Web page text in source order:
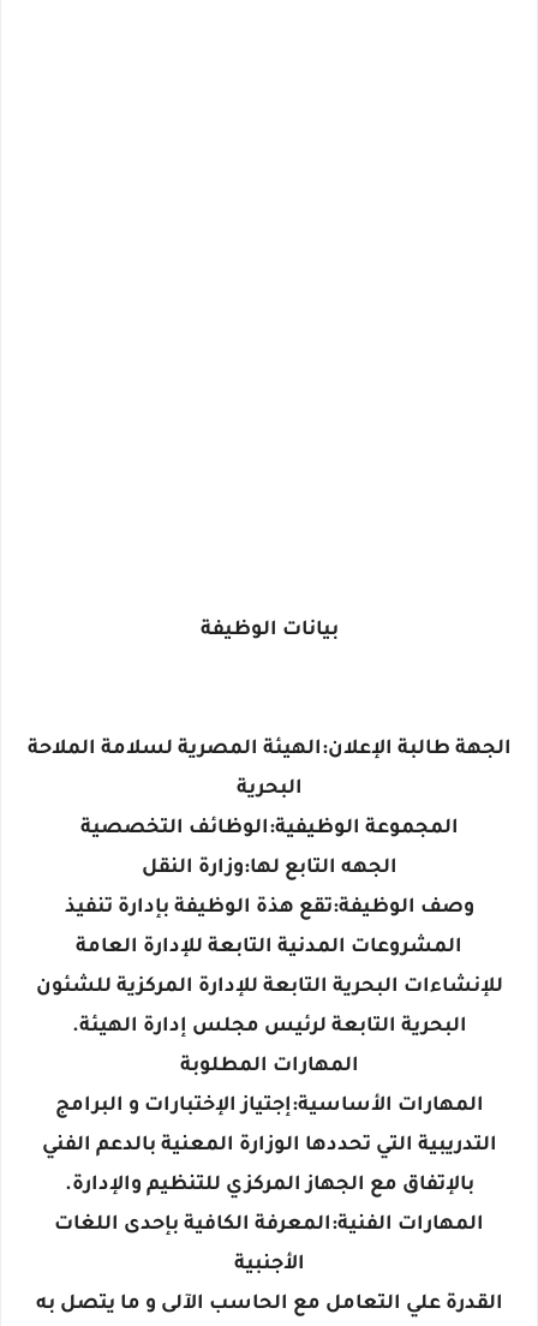
بيانات الوظيفة
الجهة طالبة الإعلان:الهيئة المصرية لسلامة الملاحة
البحرية
المجموعة الوظيفية:الوظائف التخصصية
الجهه التابع لها:وزارة النقل
وصف الوظيفة:تقع هذة الوظيفة بإدارة تنفيذ
المشروعات المدنية التابعة للإدارة العامة
للإنشاءات البحرية التابعة للإدارة المركزية للشئون
البحرية التابعة لرئيس مجلس إدارة الهيئة.
المهارات المطلوبة
المهارات الأساسية:إجتياز الإختبارات و البرامج
التدريبية التي تحددها الوزارة المعنية بالدعم الفني
بالإتفاق مع الجهاز المركزي للتنظيم والإدارة.
المهارات الفنية:المعرفة الكافية بإحدى اللغات
الأجنبية
القدرة علي التعامل مع الحاسب الآلى و ما يتصل به